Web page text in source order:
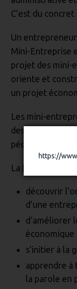
C’est du concret
Un
Mini-Entreprise
projet des mini-
oriente et
un projet
Les mini-
des bénéfices
pédagogique,
La Mini
découvrir
d’une
d'améliorer
économique
s’initier à la
apprendre à
la parole en
https://